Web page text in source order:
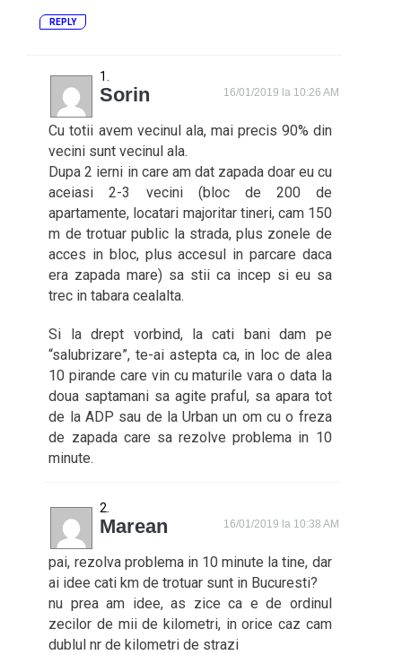
REPLY
Sorin 16/01/2019 la 10:26 AM
Cu totii avem vecinul ala, mai precis 90% din
vecini sunt vecinul ala.
Dupa 2 ierni in care am dat zapada doar eu cu
aceiasi 2-3 vecini (bloc de 200 de
apartamente, locatari majoritar tineri, cam 150
m de trotuar public la strada, plus zonele de
acces in bloc, plus accesul in parcare daca
era zapada mare) sa stii ca incep si eu sa
trec in tabara cealalta.
Si la drept vorbind, la cati bani dam pe
“salubrizare”, te-ai astepta ca, in loc de alea
10 pirande care vin cu maturile vara o data la
doua saptamani sa agite praful, sa apara tot
de la ADP sau de la Urban un om cu o freza
de zapada care sa rezolve problema in 10
minute.
Marean 16/01/2019 la 10:38 AM
pai, rezolva problema in 10 minute la tine, dar
ai idee cati km de trotuar sunt in Bucuresti?
nu prea am idee, as zice ca e de ordinul
zecilor de mii de kilometri, in orice caz cam
dublul nr de kilometri de strazi